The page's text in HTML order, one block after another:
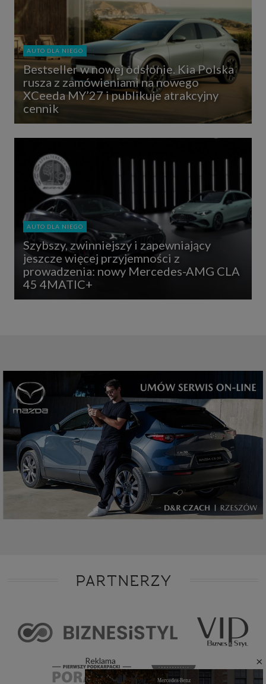
Reklama ×
AUTO DLA NIEGO
Bestseller w nowej odsłonie. Kia Polska
rusza z zamówieniami na nowego
XCeeda MY’27 i publikuje atrakcyjny
cennik
AUTO DLA NIEGO
Szybszy, zwinniejszy i zapewniający
jeszcze więcej przyjemności z
prowadzenia: nowy Mercedes-AMG CLA
45 4MATIC+
PARTNERZY